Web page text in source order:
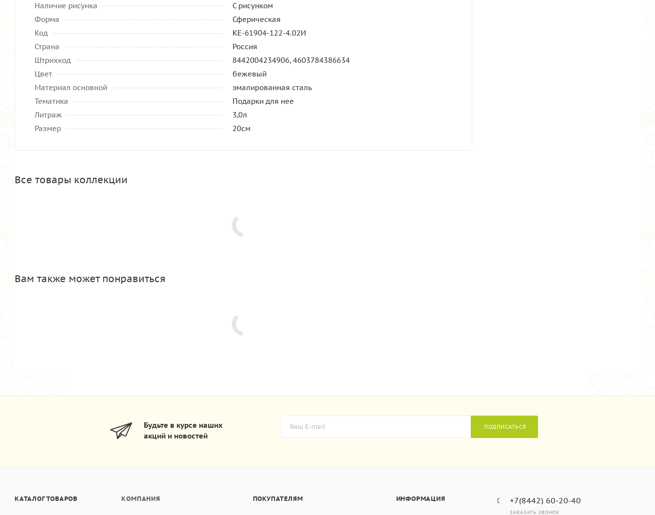
Наличие рисунка
С рисунком
Форма
Сферическая
Код
КЕ-61904-122-4.02И
Страна
Россия
Штрихкод
8442004234906, 4603784386634
Цвет
бежевый
Материал основной
эмалированная сталь
Тематика
Подарки для нее
Литраж
3,0л
Размер
20см
Все товары коллекции
Вам также может понравиться
Будьте в курсе наших
акций и новостей
ПОДПИСАТЬСЯ
КАТАЛОГ ТОВАРОВ КОМПАНИЯ ПОКУПАТЕЛЯМ ИНФОРМАЦИЯ +7(8442) 60-20-40
ЗАКАЗАТЬ ЗВОНОК